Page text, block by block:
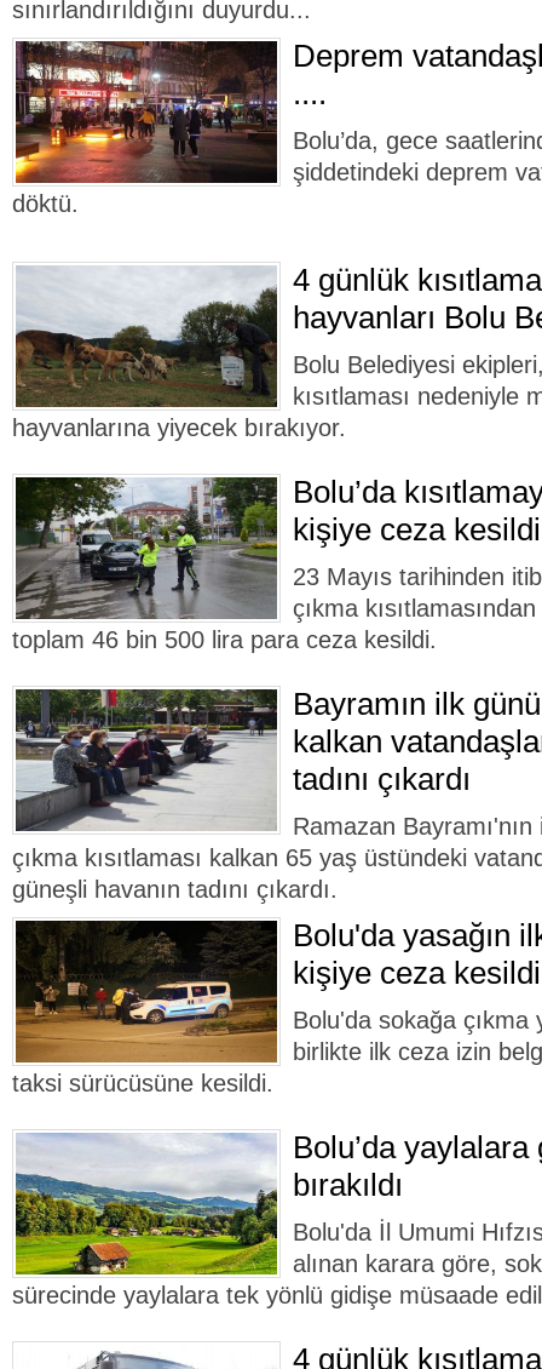
sınırlandırıldığını duyurdu...
Deprem
....
Bolu’da, gece
şiddetindeki deprem
döktü.
4 günlük
hayvanları Bolu
Bolu Belediyesi
kısıtlaması nedeniyle
hayvanlarına yiyecek bırakıyor.
Bolu’da
kişiye ceza kesildi
23 Mayıs tarihinden
çıkma
toplam 46 bin 500 lira para ceza kesildi.
Bayramın ilk
kalkan
tadını çıkardı
Ramazan
çıkma kısıtlaması kalkan 65 yaş üstündeki
güneşli havanın tadını çıkardı.
Bolu'da yasağın
kişiye ceza kesildi
Bolu'da sokağa çıkma
birlikte ilk ceza izin
taksi sürücüsüne kesildi.
Bolu’da
bırakıldı
Bolu'da İl Umumi
alınan karara göre,
sürecinde yaylalara tek yönlü gidişe müsaade
4 günlük